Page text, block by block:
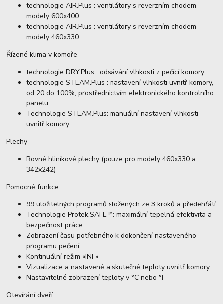
technologie AIR.Plus : ventilátory s reverzním chodem
modely 600x400
technologie AIR.Plus : ventilátory s reverzním chodem
modely 460x330
Řízené klima v komoře
technologie DRY.Plus : odsávání vlhkosti z pečící komory
technologie STEAM.Plus : nastavení vlhkosti uvnitř komory,
od 20 do 100%, prostřednictvím elektronického kontrolního
panelu
Technologie STEAM.Plus: manuální nastavení vlhkosti
uvnitř komory
Plechy
Rovné hliníkové plechy (pouze pro modely 460x330 a
342x242)
Pomocné funkce
99 uložitelných programů složených ze 3 kroků a předehřátí
Technologie Protek.SAFE™: maximální tepelná efektivita a
bezpečnost práce
Zobrazení času potřebného k dokončení nastaveného
programu pečení
Kontinuální režim «INF»
Vizualizace a nastavené a skutečné teploty uvnitř komory
Nastavitelné zobrazení teploty v °C nebo °F
Otevírání dveří